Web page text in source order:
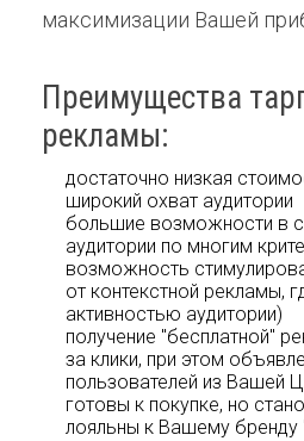
максимизации Вашей
Преимущества
рекламы:
достаточно низкая
широкий охват аудитории
большие возможности в
аудитории по многим
возможность
от контекстной рекламы,
активностью аудитории)
получение "бесплатной"
за клики, при этом
пользователей из Вашей
готовы к покупке, но
лояльны к Вашему бренду